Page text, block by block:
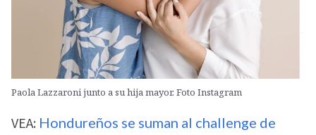
Paola Lazzaroni junto a su hija mayor. Foto Instagram
VEA: Hondureños se suman al challenge de